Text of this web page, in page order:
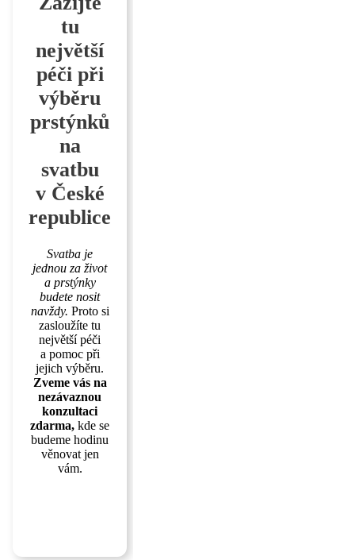
tu
největší
péči při
výběru
prstýnků
na
svatbu
v České
republice
Svatba je
jednou za život
a prstýnky
budete nosit
navždy. Proto si
zasloužíte tu
největší péči
a pomoc při
jejich výběru.
Zveme vás na
nezávaznou
konzultaci
zdarma, kde se
budeme hodinu
věnovat jen
vám.